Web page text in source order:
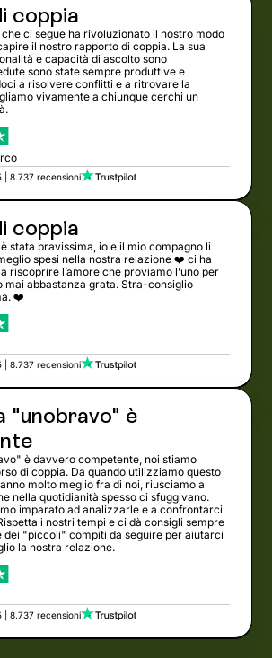
coppia
ci segue ha rivoluzionato il nostro modo
il nostro rapporto di coppia. La sua
e capacità di ascolto sono
sono state sempre produttive e
a risolvere conflitti e a ritrovare la
vivamente a chiunque cerchi un
| 8.737 recensioni
coppia
stata bravissima, io e il mio compagno li
spesi nella nostra relazione ❤️ ci ha
riscoprire l’amore che proviamo l’uno per
mai abbastanza grata. Stra-consiglio
❤️
| 8.737 recensioni
"unobravo" è
è davvero competente, noi stiamo
di coppia. Da quando utilizziamo questo
molto meglio fra di noi, riusciamo a
nella quotidianità spesso ci sfuggivano.
imparato ad analizzarle e a confrontarci
i nostri tempi e ci dà consigli sempre
dei "piccoli" compiti da seguire per aiutarci
la nostra relazione.
| 8.737 recensioni